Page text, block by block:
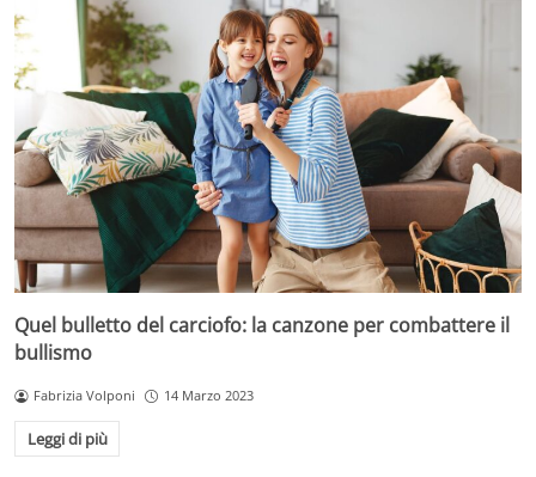
Quel bulletto del carciofo: la canzone per combattere il
bullismo
Fabrizia Volponi 14 Marzo 2023
Leggi di più